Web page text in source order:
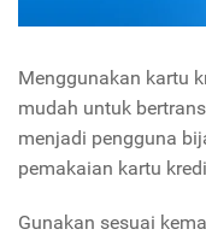
Menggunakan kartu
mudah untuk
menjadi pengguna
pemakaian kartu
Gunakan sesuai